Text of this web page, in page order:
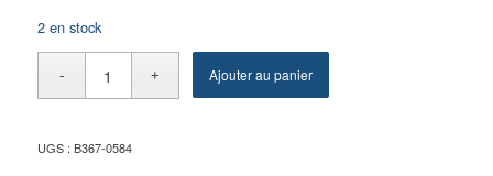
2 en stock
Ajouter au panier
UGS : B367-0584